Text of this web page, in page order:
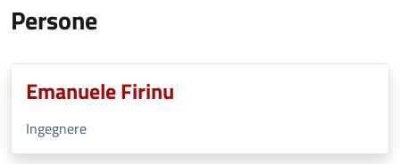
Persone
Emanuele Firinu
Ingegnere